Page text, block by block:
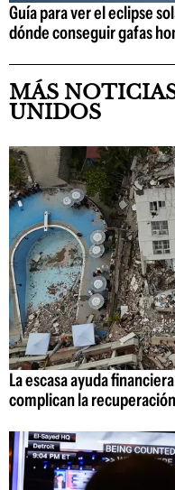
Guía para ver el eclipse
dónde conseguir gafas
MÁS
UNIDOS
La escasa ayuda
complican la